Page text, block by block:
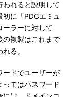
れると説明して
に「PDCエミュ
ーラーに対して
の複製はこれまで
る。
ドでユーザーが
ってはパスワード